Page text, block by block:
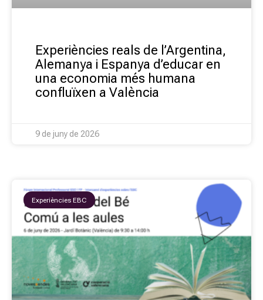
Experiències reals de l’Argentina,
Alemanya i Espanya d’educar en
una economia més humana
confluïxen a València
9 de juny de 2026
Experiències EBC